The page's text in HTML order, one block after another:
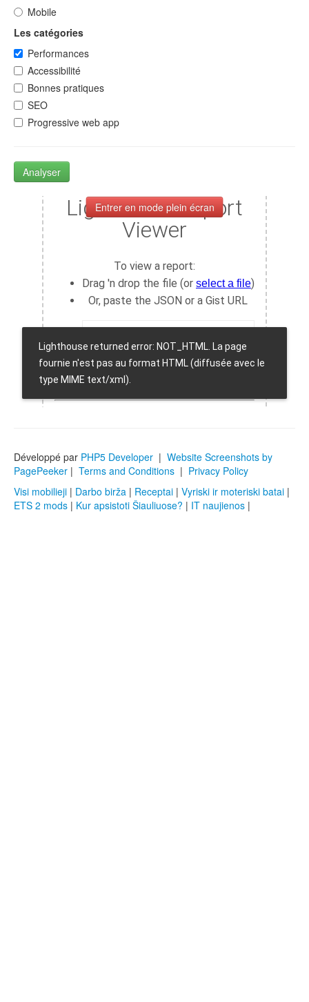
Mobile
Les catégories
Performances
Accessibilité
Bonnes pratiques
SEO
Progressive web app
Analyser
Entrer en mode plein écran
Développé par PHP5 Developer | Website Screenshots by
PagePeeker | Terms and Conditions | Privacy Policy
Visi mobilieji | Darbo birža | Receptai | Vyriski ir moteriski batai |
ETS 2 mods | Kur apsistoti Šiauliuose? | IT naujienos |